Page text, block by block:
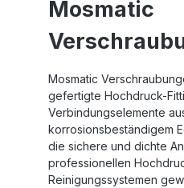
Mosmatic
Mosmatic
gefertigte Hochdruck-
Verbindungselemente
korrosionsbeständigem
die sichere und dichte
professionellen
Reinigungssystemen